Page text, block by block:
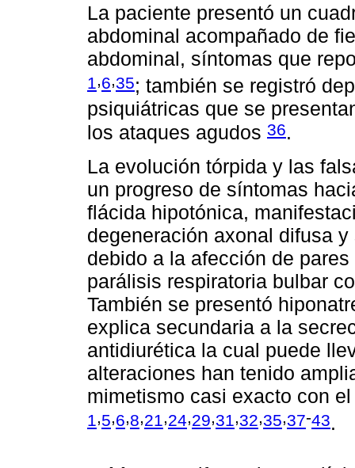
La paciente presentó un
abdominal acompañado de
abdominal, síntomas que
1 ,6,35; también se registró
psiquiátricas que se
los ataques agudos 36.
La evolución tórpida y las
un progreso de síntomas
flácida hipotónica,
degeneración axonal difusa
debido a la afección de
parálisis respiratoria bulbar
También se presentó
explica secundaria a la
antidiurética la cual puede
alteraciones han tenido
mimetismo casi exacto con
1 5 6 8 21 24 29 31 32 35 37-43.